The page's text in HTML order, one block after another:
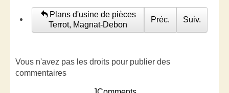
Plans d'usine de pièces
Terrot, Magnat-Debon
Préc. Suiv.
Vous n'avez pas les droits pour publier des
commentaires